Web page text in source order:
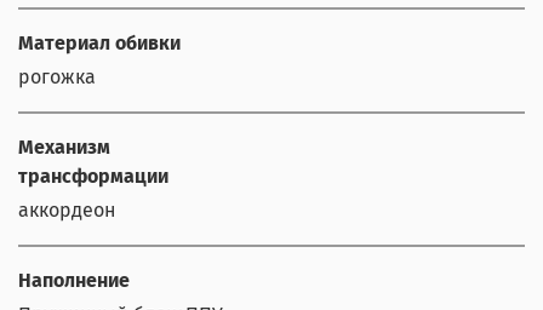
Материал обивки
рогожка
Механизм
трансформации
аккордеон
Наполнение